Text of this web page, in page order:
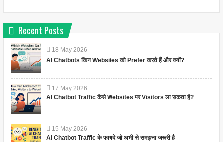
Recent Posts
18 May 2026
AI Chatbots किन Websites को Prefer करते हैं और क्यों?
17 May 2026
AI Chatbot Traffic कैसे Websites पर Visitors ला सकता है?
15 May 2026
AI Chatbot Traffic के फायदे जो अभी से समझना जरूरी है